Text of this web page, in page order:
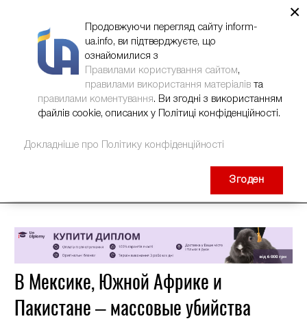
В Мексике, Южной Африке и
Пакистане – массовые убийства
×
Продовжуючи перегляд сайту inform-
ua.info, ви підтверджуєте, що
ознайомилися з
Правилами користування сайтом,
правилами використання матеріалів та
правилами коментування. Ви згодні з використанням
файлів cookie, описаних у Політиці конфіденційності.
Докладніше про Політику конфіденційності
Згоден